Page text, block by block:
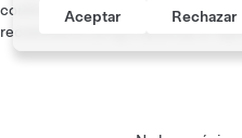
confirmation email with the link to
recommend using a desktop or
Aceptar
Rechazar